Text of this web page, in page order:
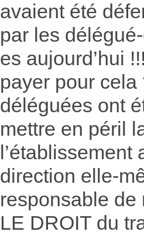
avaient été
par les
es aujourd’hui
payer pour
déléguées ont
mettre en péril
l’établissement
direction elle-
responsable de
LE DROIT du